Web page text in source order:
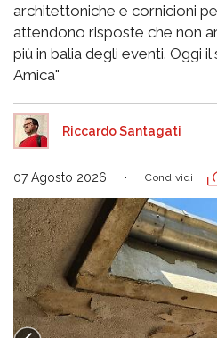
architettoniche e cornicioni
attendono risposte che non
più in balia degli eventi. Oggi
Amica"
Riccardo Santagati
07 Agosto 2026 Condividi